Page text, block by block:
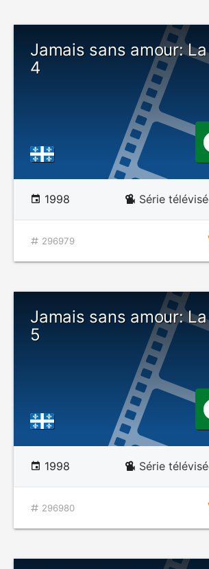
Jamais sans amour:
4
1998 Série
296979
Jamais sans amour:
5
1998 Série
296980